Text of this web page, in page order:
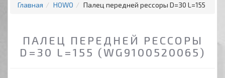
Главная HOWO Палец передней рессоры D=30 L=155
ПАЛЕЦ ПЕРЕДНЕЙ РЕССОРЫ
D=30 L=155 (WG9100520065)